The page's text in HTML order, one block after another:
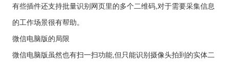
有些插件还支持批量识别网页里的多个二维码,对于需要采集信息
的工作场景很有帮助。
微信电脑版的局限
微信电脑版虽然也有扫一扫功能,但只能识别摄像头拍到的实体二